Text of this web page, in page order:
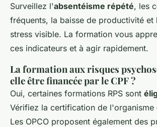
Surveillez l'absentéisme répété, les
fréquents, la baisse de productivité et
stress visible. La formation vous
ces indicateurs et à agir rapidement.
La formation aux risques
elle être financée par le CPF ?
Oui, certaines formations RPS sont
Vérifiez la certification de l'organisme
Les OPCO proposent également des